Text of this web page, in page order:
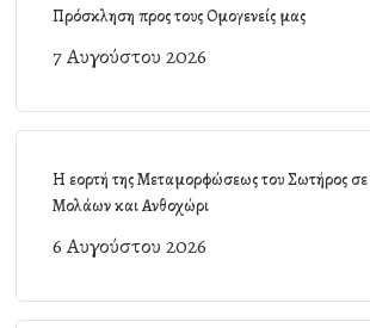
Πρόσκληση προς τους Ομογενείς μας
7 Αυγούστου 2026
Η εορτή της Μεταμορφώσεως του Σωτήρος
Μολάων και Ανθοχώρι
6 Αυγούστου 2026